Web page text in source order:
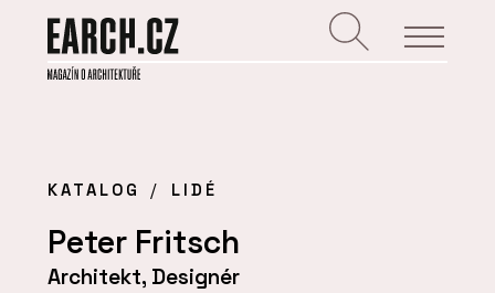
KATALOG LIDÉ
Peter Fritsch
Architekt, Designér